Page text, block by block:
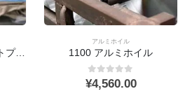
アルミホイル
1100 アルミホイル
0out 5
¥4,560.00